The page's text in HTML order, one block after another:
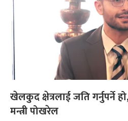
खेलकुद क्षेत्रलाई जति गर्नुपर्ने
मन्त्री पोखरेल